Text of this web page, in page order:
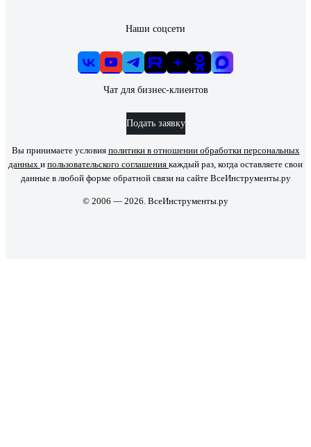
Наши соцсети
Чат для бизнес-клиентов
Подать заявку
Вы принимаете условия политики в отношении обработки персональных
данных и пользовательского соглашения каждый раз, когда оставляете свои
данные в любой форме обратной связи на сайте ВсеИнструменты.ру
© 2006 — 2026. ВсеИнструменты.ру